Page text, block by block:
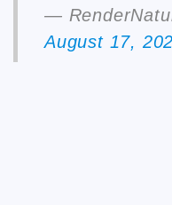
—
August 17,